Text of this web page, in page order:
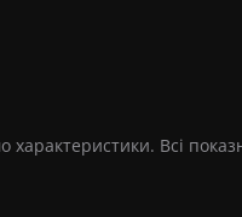
характеристики. Всі